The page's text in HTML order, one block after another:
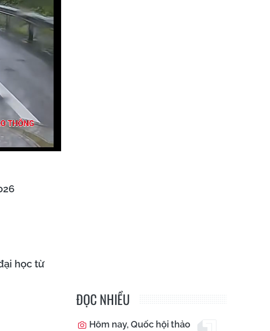
học từ
ĐỌC NHIỀU
Hôm nay, Quốc hội thảo